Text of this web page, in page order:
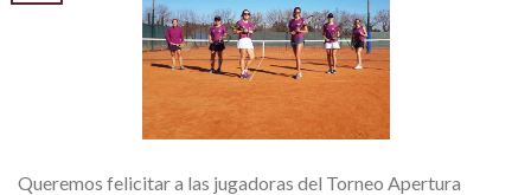
Queremos felicitar a las jugadoras del Torneo Apertura